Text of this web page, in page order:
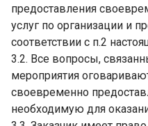
предоставления
услуг по организации и
соответствии с п.2
3.2. Все вопросы,
мероприятия
своевременно
необходимую для